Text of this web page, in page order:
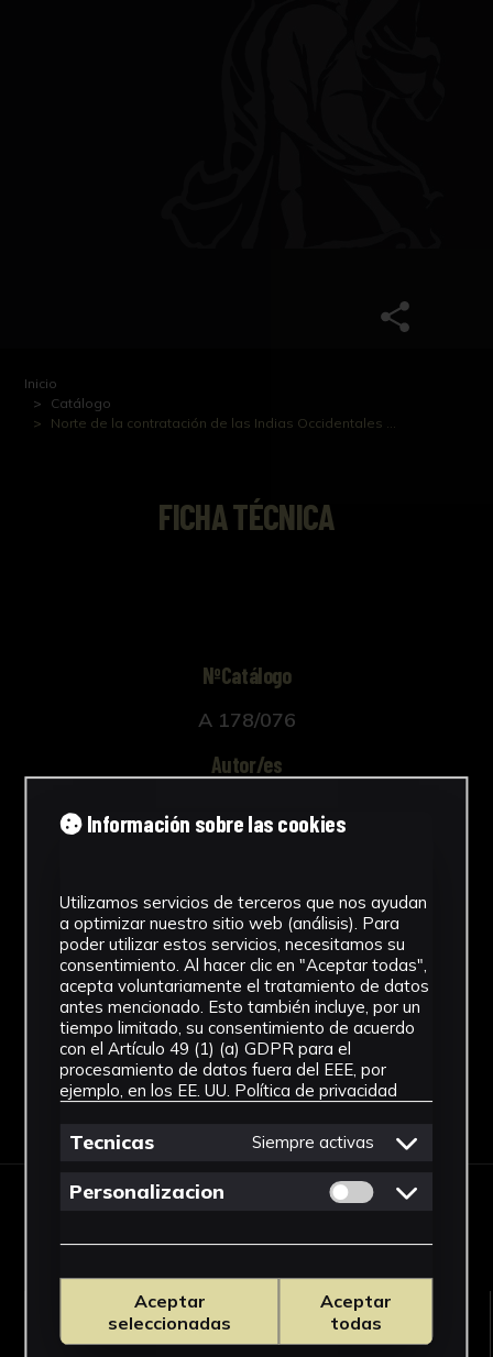
Inicio
Catálogo
Norte de la contratación de las Indias Occidentales ...
FICHA TÉCNICA
NºCatálogo
A 178/076
Autor/es
SF
Fondo
Sin fondo
Descargar Ficha
OBRAS RELACIONADAS
Información sobre las cookies
Utilizamos servicios de terceros que nos ayudan
a optimizar nuestro sitio web (análisis). Para
poder utilizar estos servicios, necesitamos su
consentimiento. Al hacer clic en "Aceptar todas",
acepta voluntariamente el tratamiento de datos
antes mencionado. Esto también incluye, por un
tiempo limitado, su consentimiento de acuerdo
con el Artículo 49 (1) (a) GDPR para el
procesamiento de datos fuera del EEE, por
ejemplo, en los EE. UU. Política de privacidad
Tecnicas Siempre activas
Personalizacion Permitir cookies
Aceptar
seleccionadas
Aceptar
todas